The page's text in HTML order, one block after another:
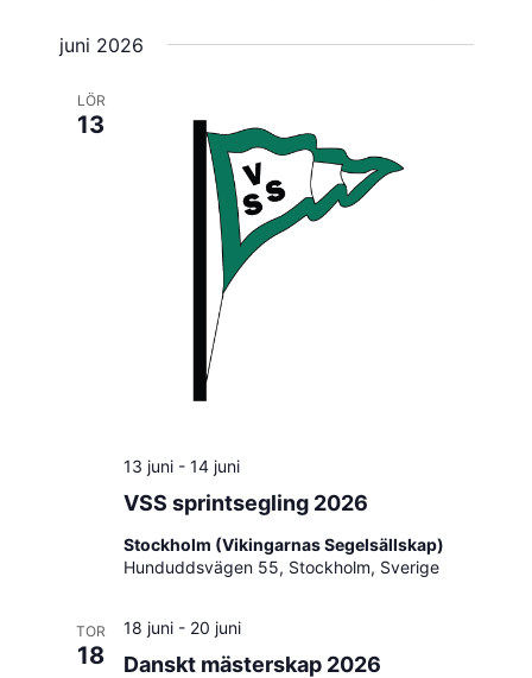
juni 2026
LÖR
13
VSS sprintsegling 2026
13 juni- 14 juni
Stockholm (Vikingarnas Segelsällskap)
Hunduddsvägen 55, Stockholm, Sverige
TOR
18 Danskt mästerskap 2026
18 juni- 20 juni